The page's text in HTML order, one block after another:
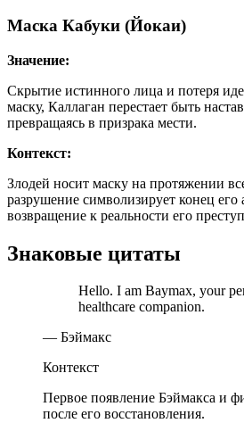
Маска Кабуки (Йокаи)
Значение:
Скрытие истинного лица и потеря
маску, Каллаган перестает быть
превращаясь в призрака мести.
Контекст:
Злодей носит маску на протяжении
разрушение символизирует конец
возвращение к реальности его
Знаковые цитаты
Hello. I am Baymax, your
healthcare companion.
— Бэймакс
Контекст
Первое появление Бэймакса и
после его восстановления.